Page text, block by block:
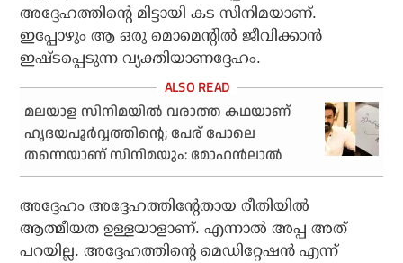
അദ്ദേഹത്തിന്റെ മിട്ടായി കട സിനിമയാണ്.
ഇപ്പോഴും ആ ഒരു മൊമെന്റിൽ ജീവിക്കാൻ
ഇഷ്ടപ്പെടുന്ന വ്യക്തിയാണദ്ദേഹം.
മലയാള സിനിമയിൽ വരാത്ത കഥയാണ്
ഹൃദയപൂർവ്വത്തിന്റെ; പേര് പോലെ
തന്നെയാണ് സിനിമയും: മോഹൻലാൽ
അദ്ദേഹം അദ്ദേഹത്തിന്റേതായ രീതിയിൽ
ആത്മീയത ഉള്ളയാളാണ്. എന്നാൽ അപ്പ അത്
പറയില്ല. അദ്ദേഹത്തിന്റെ മെഡിറ്റേഷൻ എന്ന്